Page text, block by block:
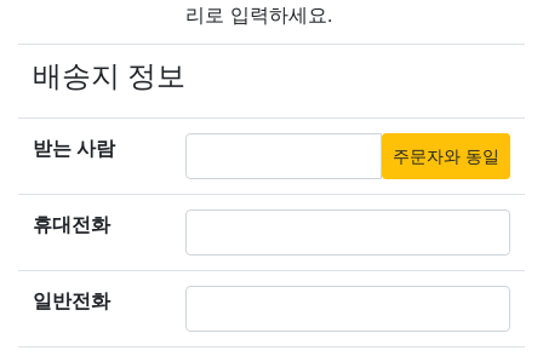
리로 입력하세요.
배송지 정보
받는 사람 주문자와 동일
휴대전화
일반전화